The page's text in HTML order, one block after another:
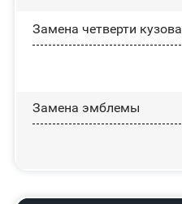
Замена четверти кузова
Замена эмблемы